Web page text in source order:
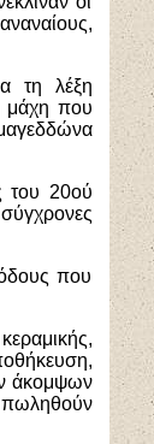
τη λέξη
μάχη που
του 20ού
που
άκομψων
πωληθούν